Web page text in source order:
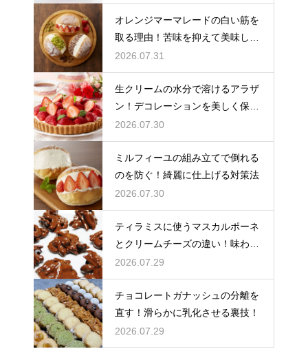
オレンジマーマレードの白い筋を
取る理由！苦味を抑えて美味しい
ジャムに仕上げる
2026.07.31
生クリームの水分で溶けるアラザ
ン！デコレーションを美しく保つ
ための飾るタイミングとコツ
2026.07.30
ミルフィーユの組み立てで倒れる
のを防ぐ！綺麗に仕上げる対策法
2026.07.30
ティラミスに使うマスカルポーネ
とクリームチーズの違い！味わい
を比較
2026.07.29
チョコレートガナッシュの分離を
直す！滑らかに乳化させる裏技！
2026.07.29